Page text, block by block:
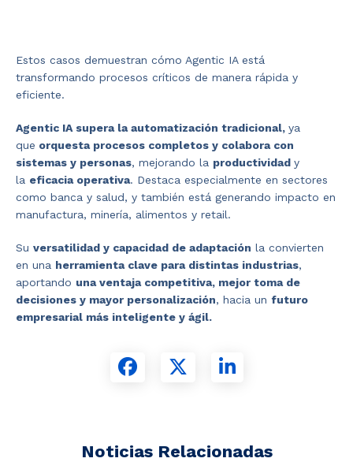
Estos casos demuestran cómo Agentic IA está
transformando procesos críticos de manera rápida y
eficiente.
Agentic IA supera la automatización tradicional, ya
que orquesta procesos completos y colabora con
sistemas y personas, mejorando la productividad y
la eficacia operativa. Destaca especialmente en sectores
como banca y salud, y también está generando impacto en
manufactura, minería, alimentos y retail.
Su versatilidad y capacidad de adaptación la convierten
en una herramienta clave para distintas industrias,
aportando una ventaja competitiva, mejor toma de
decisiones y mayor personalización, hacia un futuro
empresarial más inteligente y ágil.
Noticias Relacionadas